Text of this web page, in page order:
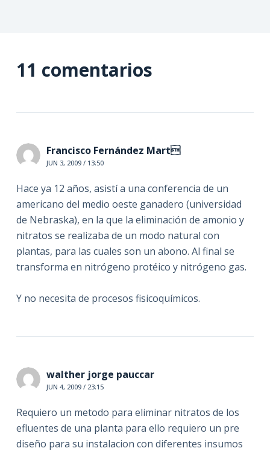
11 comentarios
Francisco Fernández Mart
JUN 3, 2009 / 13:50
Hace ya 12 años, asistí a una conferencia de un
americano del medio oeste ganadero (universidad
de Nebraska), en la que la eliminación de amonio y
nitratos se realizaba de un modo natural con
plantas, para las cuales son un abono. Al final se
transforma en nitrógeno protéico y nitrógeno gas.
Y no necesita de procesos fisicoquímicos.
walther jorge pauccar
JUN 4, 2009 / 23:15
Requiero un metodo para eliminar nitratos de los
efluentes de una planta para ello requiero un pre
diseño para su instalacion con diferentes insumos